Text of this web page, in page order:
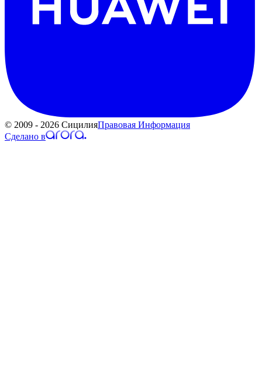
© 2009 - 2026 СицилияПравовая Информация
Сделано в